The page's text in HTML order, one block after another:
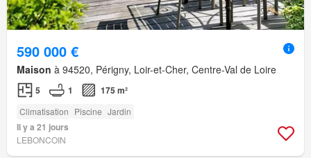
590 000 €
Maison à 94520, Périgny, Loir-et-Cher, Centre-Val de Loire
5 1 175 m²
Climatisation Piscine Jardin
Il y a 21 jours
LEBONCOIN